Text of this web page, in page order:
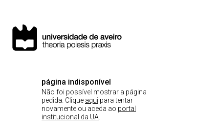
página indisponível
Não foi possível mostrar a página
pedida. Clique aqui para tentar
novamente ou aceda ao portal
institucional da UA